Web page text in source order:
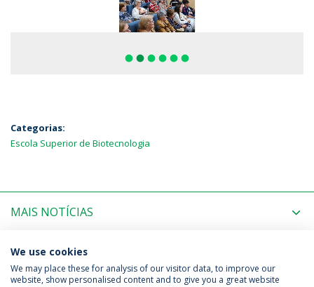
fiber_manual_record fiber_manual_record fiber_manual_record fiber_manual_record fiber_manual_record fiber_manual_record
Categorias:
Escola Superior de Biotecnologia
MAIS NOTÍCIAS
PRÓXIMOS EVENTOS
We use cookies
We may place these for analysis of our visitor data, to improve our
website, show personalised content and to give you a great website